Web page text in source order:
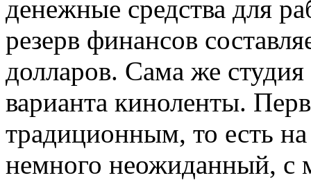
денежные средства для
резерв финансов
долларов. Сама же студия
варианта киноленты.
традиционным, то есть
немного неожиданный, с